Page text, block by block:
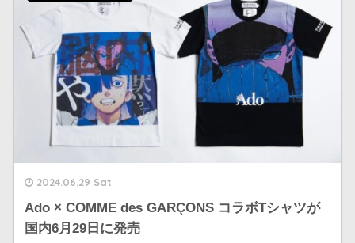
2024.06.29 Sat
Ado × COMME des GARÇONS コラボTシャツが
国内6月29日に発売